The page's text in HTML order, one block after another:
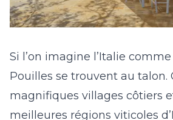
Si l’on imagine l’Italie
Pouilles se trouvent au talon.
magnifiques villages côtiers
meilleures régions viticoles